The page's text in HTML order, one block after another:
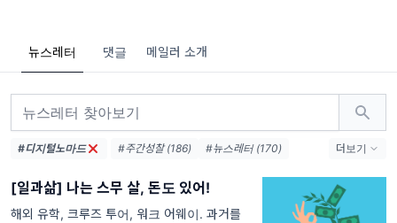
뉴스레터 댓글 메일러 소개
#디지털노마드 #주간성찰 (186)
#뉴스레터 (170)
#사색 (153)
#토요일아침 (152)
#주간일기 (126)
#일과삶 (40)
더보기
[일과삶] 나는 스무 살, 돈도 있어!
해외 유학, 크루즈 투어, 워크 어웨이. 과거를